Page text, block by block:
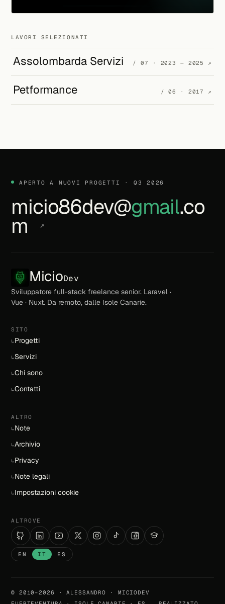
LAVORI SELEZIONATI
Assolombarda Servizi / 07 · 2023 — 2025 ↗
Petformance / 06 · 2017 ↗
APERTO A NUOVI PROGETTI · Q3 2026
micio86dev@gmail.co
m ↗
MicioDev
Sviluppatore full-stack freelance senior. Laravel ·
Vue · Nuxt. Da remoto, dalle Isole Canarie.
SITO
↳ Progetti
↳ Servizi
↳Chi sono
↳Contatti
ALTRO
↳ Note
↳Archivio
↳ Privacy
↳ Note legali
↳ Impostazioni cookie
ALTROVE
EN IT ES
© 2010–2026 · ALESSANDRO · MICIODEV